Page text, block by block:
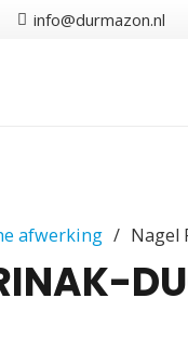
info@durmazon.nl
afwerking / Nagel